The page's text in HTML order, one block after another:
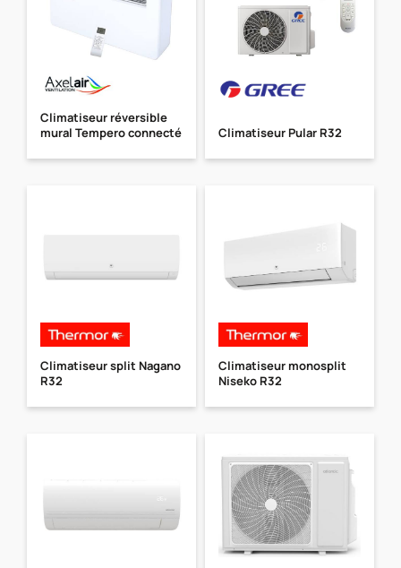
Climatiseur réversible
mural Tempero connecté
Climatiseur Pular R32
Climatiseur split Nagano
R32
Climatiseur monosplit
Niseko R32